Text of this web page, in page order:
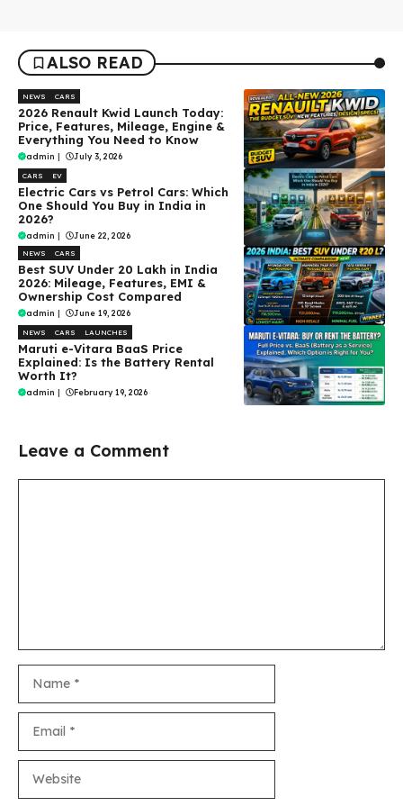
ALSO READ
NEWS CARS
2026 Renault Kwid Launch Today:
Price, Features, Mileage, Engine &
Everything You Need to Know
admin July 3, 2026
CARS EV
Electric Cars vs Petrol Cars: Which
One Should You Buy in India in
2026?
admin | June 22, 2026
NEWS CARS
Best SUV Under ₹20 Lakh in India
2026: Mileage, Features, EMI &
Ownership Cost Compared
admin | June 19, 2026
NEWS CARS LAUNCHES
Maruti e-Vitara BaaS Price
Explained: Is the Battery Rental
Worth It?
admin | February 19, 2026
Leave a Comment